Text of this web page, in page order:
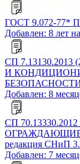
ГОСТ 9.072-
Добавлен: 8 лет
СП
И
Добавлен: 8
СП
ОГРАЖДАЮЩИЕ
редакция СНиП
Добавлен: 7